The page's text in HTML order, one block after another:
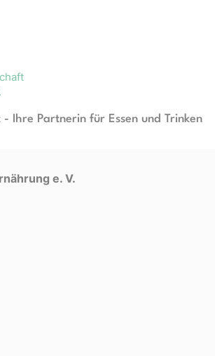
Ihre Partnerin für Essen und Trinken
e. V.